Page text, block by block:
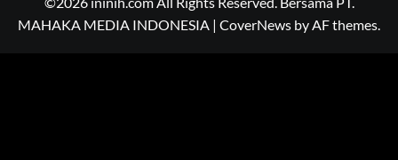
MAHAKA MEDIA INDONESIA | CoverNews by AF themes.